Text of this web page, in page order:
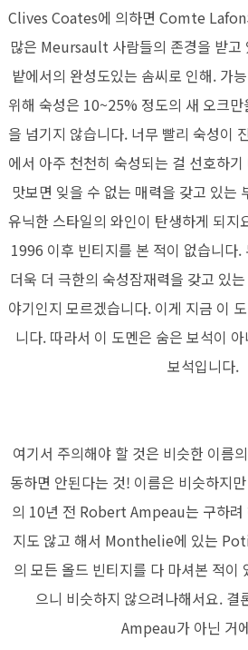
Clives Coates에 의하면 Comte
많은 Meursault 사람들의 존경을 받고
밭에서의 완성도있는 솜씨로 인해. 가
위해 숙성은 10~25% 정도의 새 오크
을 넘기지 않습니다. 너무 빨리 숙성이
에서 아주 천천히 숙성되는 걸 선호하
맛보면 잊을 수 없는 매력을 갖고 있는
유닉한 스타일의 와인이 탄생하게 되
1996 이후 빈티지를 본 적이 없습니다
더욱 더 극한의 숙성잠재력을 갖고 있
야기인지 모르겠습니다. 이게 지금 이
니다. 따라서 이 도멘은 숨은 보석이
보석입니다.
여기서 주의해야 할 것은 비슷한 이
동하면 안된다는 것! 이름은 비슷하지
의 10년 전 Robert Ampeau는 구하려
지도 않고 해서 Monthelie에 있는
의 모든 올드 빈티지를 다 마셔본 적이
으니 비슷하지 않으려나해서요.
Ampeau가 아닌 거